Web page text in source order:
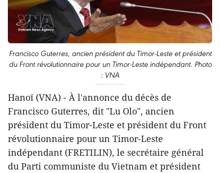
Francisco Guterres, ancien président du Timor-Leste et président
du Front révolutionnaire pour un Timor-Leste indépendant. Photo
: VNA
Hanoï (VNA) - À l'annonce du décès de
Francisco Guterres, dit "Lu Olo", ancien
président du Timor-Leste et président du Front
révolutionnaire pour un Timor-Leste
indépendant (FRETILIN), le secrétaire général
du Parti communiste du Vietnam et président